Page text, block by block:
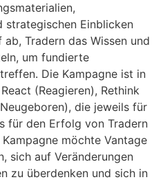
Einblicken
Tradern das Wissen und
um fundierte
Die Kampagne ist in
(Reagieren), Rethink
die jeweils für
für den Erfolg von Tradern
möchte Vantage
sich auf Veränderungen
zu überdenken und sich in